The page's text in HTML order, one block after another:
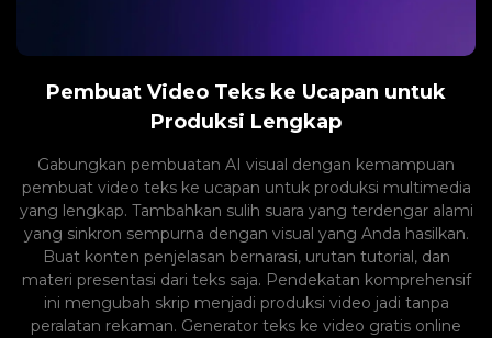
Pembuat Video Teks ke Ucapan untuk
Produksi Lengkap
Gabungkan pembuatan AI visual dengan kemampuan
pembuat video teks ke ucapan untuk produksi multimedia
yang lengkap. Tambahkan sulih suara yang terdengar alami
yang sinkron sempurna dengan visual yang Anda hasilkan.
Buat konten penjelasan bernarasi, urutan tutorial, dan
materi presentasi dari teks saja. Pendekatan komprehensif
ini mengubah skrip menjadi produksi video jadi tanpa
peralatan rekaman. Generator teks ke video gratis online